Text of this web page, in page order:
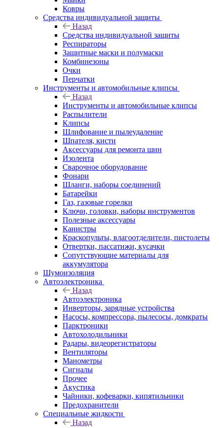
Ковры
Средства индивидуальной защиты
Назад
Средства индивидуальной защиты
Респираторы
Защитные маски и полумаски
Комбинезоны
Очки
Перчатки
Инструменты и автомобильные клипсы
Назад
Инструменты и автомобильные клипсы
Распылители
Клипсы
Шлифование и пылеудаление
Шпателя, кисти
Аксессуары для ремонта шин
Изолента
Сварочное оборудование
Фонари
Шланги, наборы соединений
Батарейки
Газ, газовые горелки
Ключи, головки, наборы инструментов
Полезные аксессуары
Канистры
Краскопульты, влагоотделители, пистолеты
Отвертки, пассатижи, кусачки
Сопутствующие материалы для
аккумулятора
Шумоизоляция
Автоэлектроника
Назад
Автоэлектроника
Инверторы, зарядные устройства
Насосы, компрессора, пылесосы, домкраты
Парктроники
Автохолодильники
Радары, видеорегистраторы
Вентиляторы
Манометры
Сигналы
Прочее
Акустика
Чайники, кофеварки, кипятильники
Предохранители
Специальные жидкости
Назад